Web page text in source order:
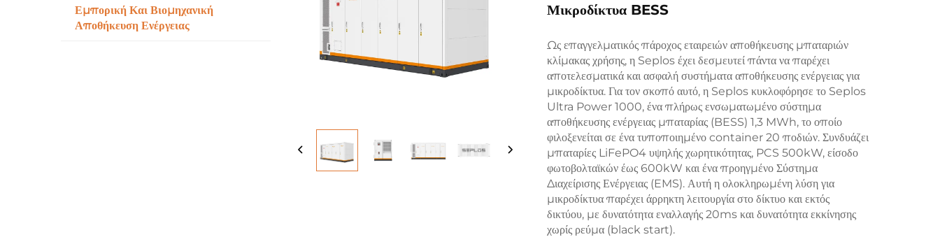
Εμπορική Και Βιομηχανική
Αποθήκευση Ενέργειας
Μικροδίκτυα BESS
Ως επαγγελματικός πάροχος εταιρειών αποθήκευσης μπαταριών
κλίμακας χρήσης, η Seplos έχει δεσμευτεί πάντα να παρέχει
αποτελεσματικά και ασφαλή συστήματα αποθήκευσης ενέργειας για
μικροδίκτυα. Για τον σκοπό αυτό, η Seplos κυκλοφόρησε το Seplos
Ultra Power 1000, ένα πλήρως ενσωματωμένο σύστημα
αποθήκευσης ενέργειας μπαταρίας (BESS) 1,3 MWh, το οποίο
φιλοξενείται σε ένα τυποποιημένο container 20 ποδιών. Συνδυάζει
μπαταρίες LiFePO4 υψηλής χωρητικότητας, PCS 500kW, είσοδο
φωτοβολταϊκών έως 600kW και ένα προηγμένο Σύστημα
Διαχείρισης Ενέργειας (EMS). Αυτή η ολοκληρωμένη λύση για
μικροδίκτυα παρέχει άρρηκτη λειτουργία στο δίκτυο και εκτός
δικτύου, με δυνατότητα εναλλαγής 20ms και δυνατότητα εκκίνησης
χωρίς ρεύμα (black start).